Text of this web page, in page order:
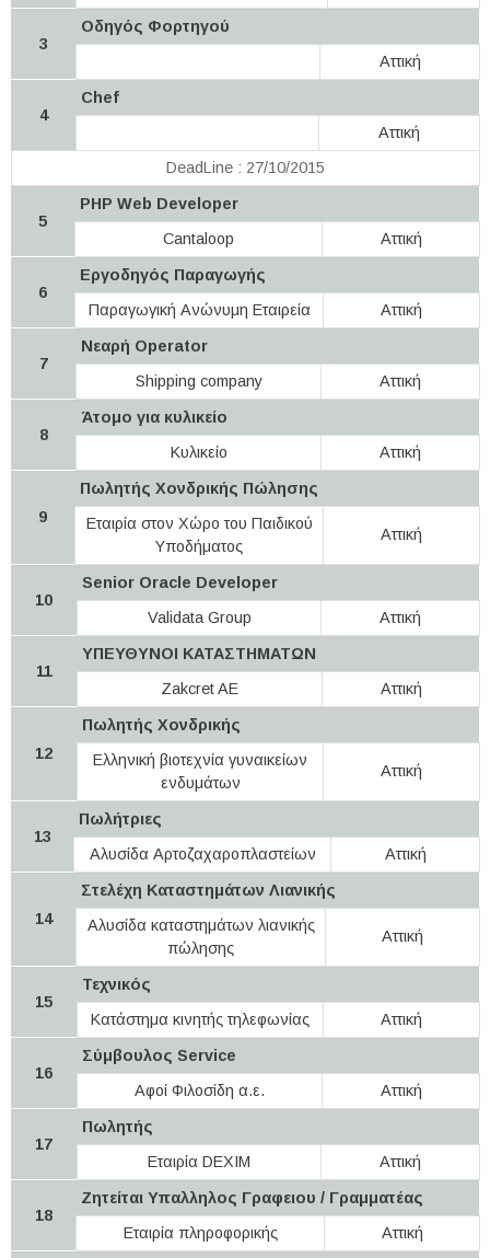
3
Οδηγός Φορτηγού
Αττική
4
Chef
Αττική
DeadLine : 27/10/2015
5
PHP Web Developer
Cantaloop
Αττική
6
Εργοδηγός Παραγωγής
Παραγωγική Ανώνυμη Εταιρεία
Αττική
7
Νεαρή Operator
Shipping company
Αττική
8
Άτομο για κυλικείο
Κυλικείο
Αττική
9
Πωλητής Χονδρικής Πώλησης
Εταιρία στον Χώρο του Παιδικού
Υποδήματος
Αττική
10
Senior Oracle Developer
Validata Group
Αττική
11
ΥΠΕΥΘΥΝΟΙ ΚΑΤΑΣΤΗΜΑΤΩΝ
Zakcret AE
Αττική
12
Πωλητής Χονδρικής
Ελληνική βιοτεχνία γυναικείων
ενδυμάτων
Αττική
13
Πωλήτριες
Αλυσίδα Αρτοζαχαροπλαστείων
Αττική
14
Στελέχη Καταστημάτων Λιανικής
Αλυσίδα καταστημάτων λιανικής
πώλησης
Αττική
15
Τεχνικός
Κατάστημα κινητής τηλεφωνίας
Αττική
16
Σύμβουλος Service
Αφοί Φιλοσίδη α.ε.
Αττική
17
Πωλητής
Εταιρία DEXIM
Αττική
18
Ζητείται Υπαλληλος Γραφειου / Γραμματέας
Εταιρία πληροφορικής
Αττική